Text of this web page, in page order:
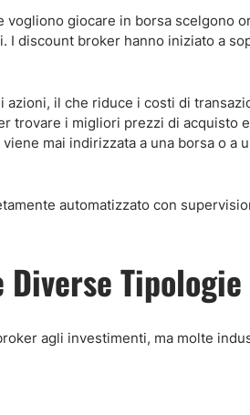
giocare in borsa scelgono
I discount broker hanno iniziato a
il che riduce i costi di
trovare i migliori prezzi di acquisto
mai indirizzata a una borsa o a
automatizzato con
Tipologie
agli investimenti, ma molte